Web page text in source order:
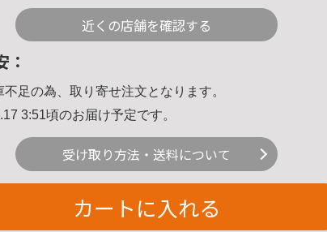
近くの店舗を確認する
：
不足の為、取り寄せ注文となります。
3:51頃のお届け予定です。
受け取り方法・送料について
カートに入れる